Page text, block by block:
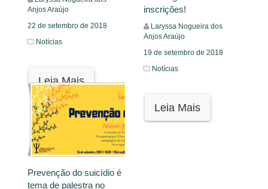
Anjos Araújo
22 de setembro de 2018
Notícias
Leia Mais
inscrições!
Laryssa Nogueira dos
Anjos Araújo
19 de setembro de 2018
Notícias
Leia Mais
Prevenção do suicídio é
tema de palestra no